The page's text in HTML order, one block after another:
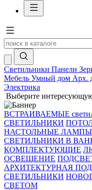
Светильники Панели
Мебель Умный дом Арх.
Электрика
Выберите
ВСТРАИВАЕМЫЕ
СВЕТИЛЬНИКИ
НАСТОЛЬНЫЕ ЛАМПЫ
СВЕТИЛЬНИКИ В
КОМПЛЕКТУЮЩИЕ
ОСВЕЩЕНИЕ
АРХИТЕКТУРНАЯ
СВЕТИЛЬНИКИ
СВЕТОМ